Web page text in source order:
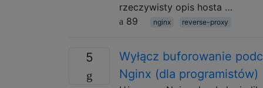
rzeczywisty opis hosta …
89
nginx reverse-proxy
5
Wyłącz buforowanie
Nginx (dla programistów)